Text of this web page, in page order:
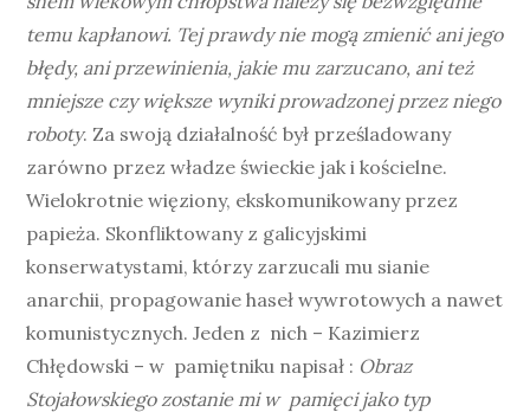
temu kapłanowi. Tej prawdy nie mogą zmienić ani jego
błędy, ani przewinienia, jakie mu zarzucano, ani też
mniejsze czy większe wyniki prowadzonej przez niego
roboty. Za swoją działalność był prześladowany
zarówno przez władze świeckie jak i kościelne.
Wielokrotnie więziony, ekskomunikowany przez
papieża. Skonfliktowany z galicyjskimi
konserwatystami, którzy zarzucali mu sianie
anarchii, propagowanie haseł wywrotowych a nawet
komunistycznych. Jeden z nich – Kazimierz
Chłędowski – w pamiętniku napisał : Obraz
Stojałowskiego zostanie mi w pamięci jako typ